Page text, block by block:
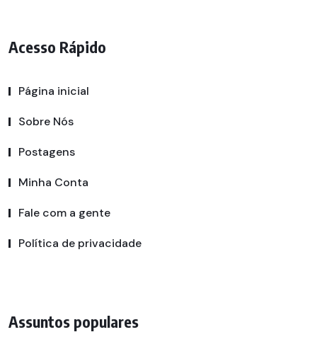
Acesso Rápido
Página inicial
Sobre Nós
Postagens
Minha Conta
Fale com a gente
Política de privacidade
Assuntos populares